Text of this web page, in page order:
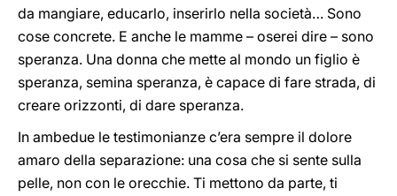
da mangiare, educarlo, inserirlo nella società… Sono
cose concrete. E anche le mamme – oserei dire – sono
speranza. Una donna che mette al mondo un figlio è
speranza, semina speranza, è capace di fare strada, di
creare orizzonti, di dare speranza.
In ambedue le testimonianze c’era sempre il dolore
amaro della separazione: una cosa che si sente sulla
pelle, non con le orecchie. Ti mettono da parte, ti